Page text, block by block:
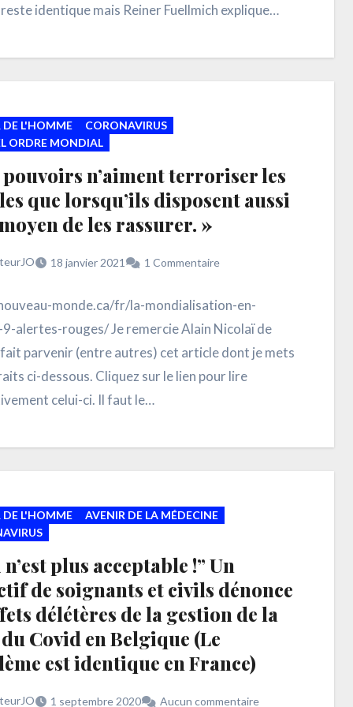
reste identique mais Reiner Fuellmich explique
DE L'HOMME
CORONAVIRUS
ORDRE MONDIAL
pouvoirs n’aiment terroriser les
que lorsqu’ils disposent aussi
de les rassurer. »
18 janvier 2021 1 Commentaire
monde.ca/fr/la-mondialisation-en-
alertes-rouges/ Je remercie Alain Nicolaï de
fait parvenir (entre autres) cet article dont je mets
ci-dessous. Cliquez sur le lien pour lire
celui-ci. Il faut le…
DE L'HOMME
AVENIR DE LA MÉDECINE
n’est plus acceptable !” Un
de soignants et civils dénonce
délétères de la gestion de la
Covid en Belgique (Le
est identique en France)
1 septembre 2020 Aucun commentaire